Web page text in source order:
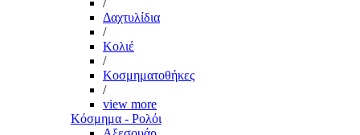
/
Δαχτυλίδια
/
Κολιέ
/
Κοσμηματοθήκες
/
view more
Κόσμημα - Ρολόι